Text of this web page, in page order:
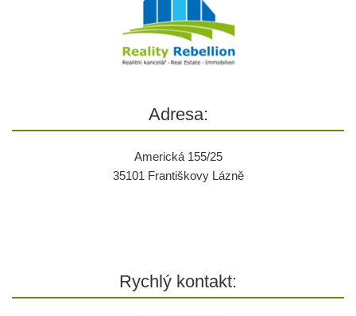
Adresa:
Americká 155/25
35101 Františkovy Lázně
Rychlý kontakt: